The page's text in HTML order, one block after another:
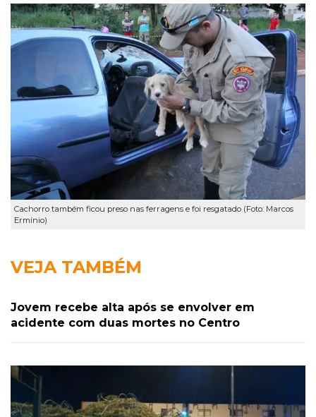
Cachorro também ficou preso nas ferragens e foi resgatado (Foto: Marcos
Ermínio)
VEJA TAMBÉM
Jovem recebe alta após se envolver em
acidente com duas mortes no Centro